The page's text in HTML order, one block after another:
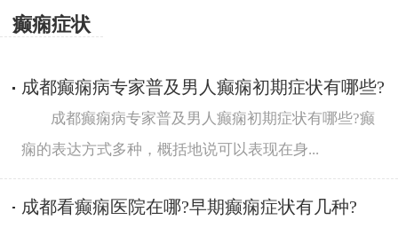
癫痫症状
成都癫痫病专家普及男人癫痫初期症状有哪些?
成都癫痫病专家普及男人癫痫初期症状有哪些?癫
痫的表达方式多种，概括地说可以表现在身...
成都看癫痫医院在哪?早期癫痫症状有几种?